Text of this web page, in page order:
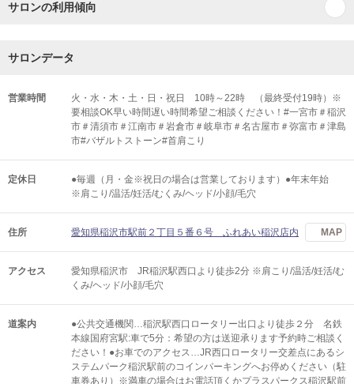
サロンの利用傾向
サロンデータ
営業時間
火・水・木・土・日・祝日 10時～22時 （最終受付19時）※
要相談OK早い時間遅い時間希望ご相談ください！#一宮市＃稲沢
市＃清須市＃江南市＃岩倉市＃岐阜市＃名古屋市＃弥富市＃津島
市#バザルトストーン#首肩こり
定休日
●毎週（月・金※祝日の場合は営業しております）●年末年始
※肩こり/温活/妊活/むくみ/ヘッド/小顔/毛穴
住所 愛知県稲沢市駅前２丁目５番６号 ふれあい稲沢店内 MAP
アクセス
愛知県稲沢市 JR稲沢駅西口より徒歩2分 ※肩こり/温活/妊活/む
くみ/ヘッド/小顔/毛穴
道案内
●公共交通機関…稲沢駅西口ロータリー出口より徒歩２分 名鉄
本線国府宮駅:車で5分：希望の方は送迎承ります予約時ご相談く
ださい！●お車でのアクセス…JR西口ロータリー交差点にあるシ
ステムパーク稲沢駅前のコインパーキングへお停めください（駐
車券あり）※満車の場合はお電話頂くかプラスパークス稲沢駅前